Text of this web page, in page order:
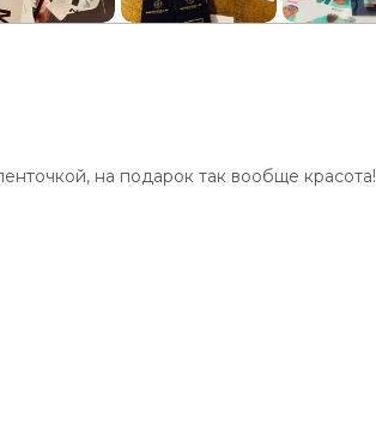
на подарок так вообще красота!